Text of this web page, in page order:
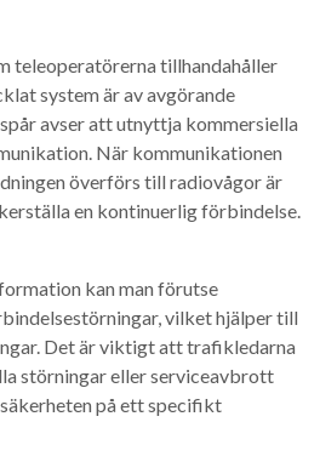
teleoperatörerna tillhandahåller
system är av avgörande
avser att utnyttja kommersiella
När kommunikationen
överförs till radiovågor är
en kontinuerlig förbindelse.
kan man förutse
vilket hjälper till
Det är viktigt att trafikledarna
störningar eller serviceavbrott
på ett specifikt